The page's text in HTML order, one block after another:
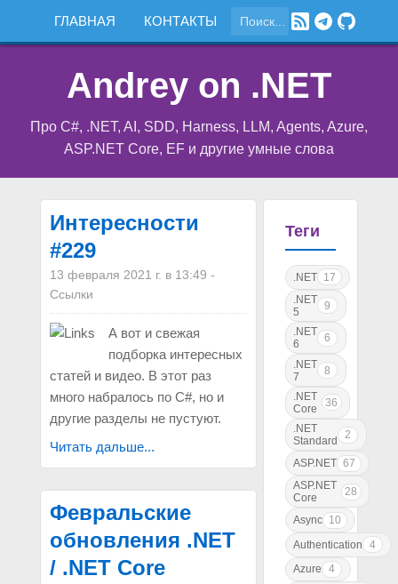
ГЛАВНАЯ КОНТАКТЫ
Andrey on .NET
Про C#, .NET, AI, SDD, Harness, LLM, Agents, Azure,
ASP.NET Core, EF и другие умные слова
Интересности
#229
13 февраля 2021 г. в 13:49 -
Ссылки
А вот и свежая
подборка интересных
статей и видео. В этот раз
много набралось по C#, но и
другие разделы не пустуют.
Читать дальше...
Февральские
обновления .NET
/ .NET Core
Теги
.NET 17
.NET
5
9
.NET
6
6
.NET
7
8
.NET
Core
36
.NET
Standard
2
ASP.NET 67
ASP.NET
Core
28
Async 10
Authentication
4
Azure
4